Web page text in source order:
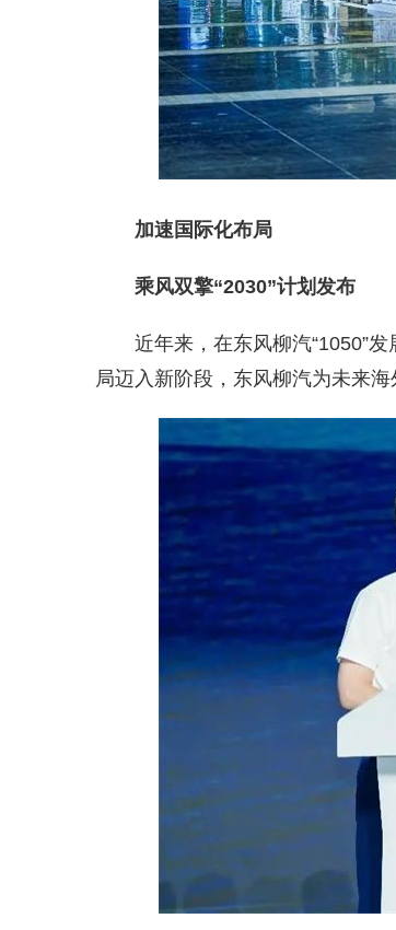
加速国际化布局
乘风双擎“2030”计划发布
近年来，在东风柳汽“1050”
局迈入新阶段，东风柳汽为未来海